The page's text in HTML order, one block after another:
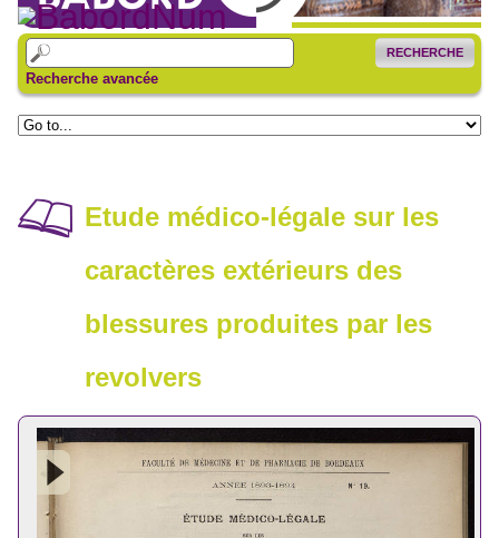
RECHERCHE
Recherche avancée
Etude médico-légale sur les
caractères extérieurs des
blessures produites par les
revolvers